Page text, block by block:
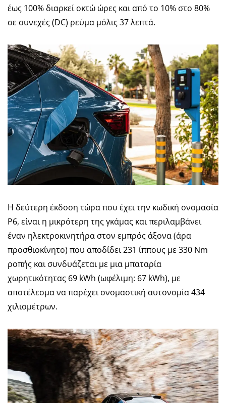
έως 100% διαρκεί οκτώ ώρες και από το 10% στο 80%
σε συνεχές (DC) ρεύμα μόλις 37 λεπτά.
Η δεύτερη έκδοση τώρα που έχει την κωδική ονομασία
P6, είναι η μικρότερη της γκάμας και περιλαμβάνει
έναν ηλεκτροκινητήρα στον εμπρός άξονα (άρα
προσθιοκίνητο) που αποδίδει 231 ίππους με 330 Nm
ροπής και συνδυάζεται με μια μπαταρία
χωρητικότητας 69 kWh (ωφέλιμη: 67 kWh), με
αποτέλεσμα να παρέχει ονομαστική αυτονομία 434
χιλιομέτρων.